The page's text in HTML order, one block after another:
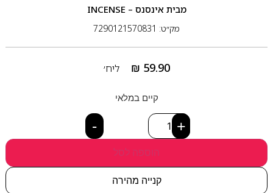
מבית אינסנס – INCENSE
מק״ט: 7290121570831
₪ 59.90 ליח׳
קיים במלאי
- +
הוספה לסל
קנייה מהירה